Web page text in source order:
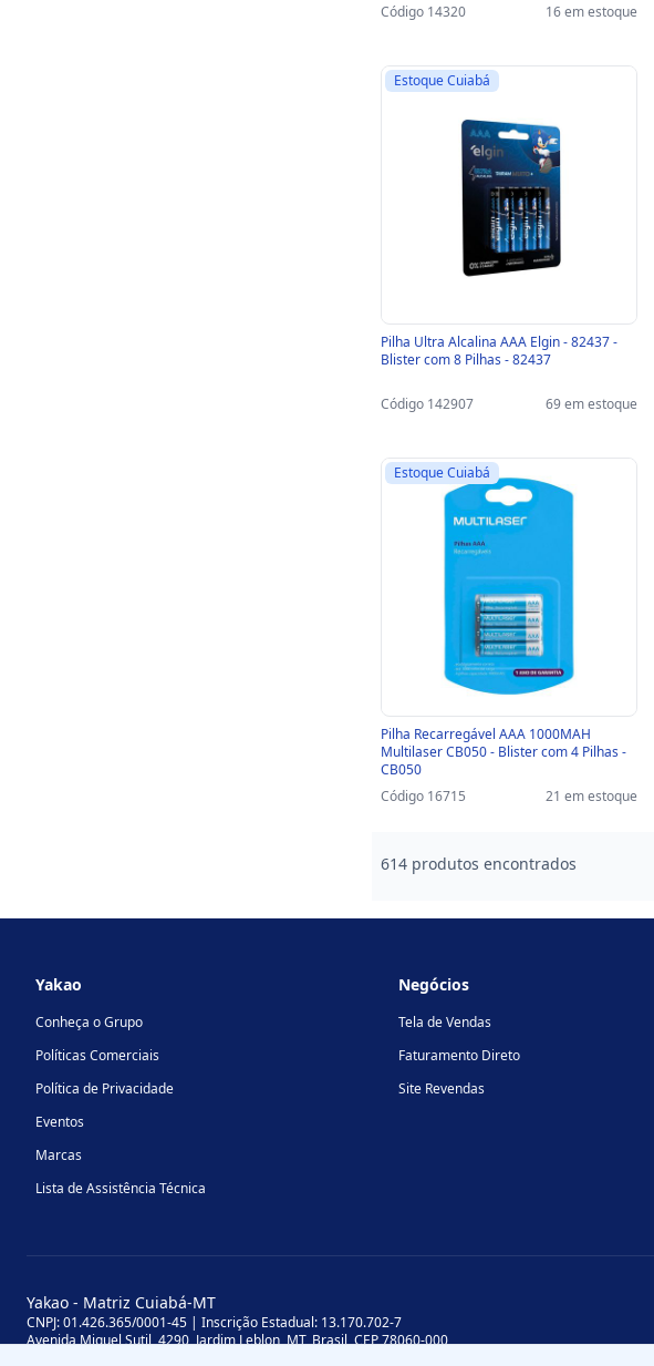
Código 14320 16 em estoque
Estoque Cuiabá
Pilha Ultra Alcalina AAA Elgin - 82437 -
Blister com 8 Pilhas - 82437
Código 142907 69 em estoque
Estoque Cuiabá
Pilha Recarregável AAA 1000MAH
Multilaser CB050 - Blister com 4 Pilhas -
CB050
Código 16715
21 em estoque
614 produtos encontrados
Yakao
Conheça o Grupo
Políticas Comerciais
Política de Privacidade
Eventos
Marcas
Lista de Assistência Técnica
Negócios
Tela de Vendas
Faturamento Direto
Site Revendas
Yakao - Matriz Cuiabá-MT
CNPJ: 01.426.365/0001-45 | Inscrição Estadual: 13.170.702-7
Avenida Miguel Sutil, 4290, Jardim Leblon, MT, Brasil, CEP 78060-000